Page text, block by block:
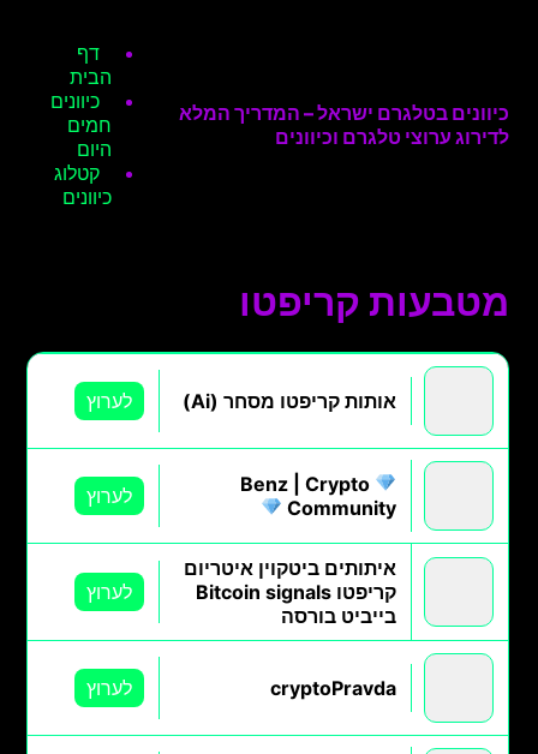
כיוונים בטלגרם ישראל – המדריך המלא
לדירוג ערוצי טלגרם וכיוונים
דף
הבית
כיוונים
חמים
היום
קטלוג
כיוונים
מטבעות קריפטו
אותות קריפטו מסחר (Ai) לערוץ
Benz | Crypto
Community
לערוץ
איתותים ביטקוין איטריום
קריפטו Bitcoin signals
בייביט בורסה
לערוץ
сryptoPravda לערוץ